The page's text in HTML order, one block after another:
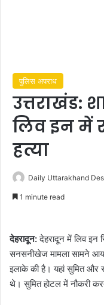
पुलिस अपराध
उत्तराखंड:
लिव इन में
हत्या
Daily Uttarakhand
1 minute read
देहरादून:देहरादून में लिव इन
सनसनीखेज मामला सामने आया
इलाके की है। यहां सुमित और
थे। सुमित होटल में नौकरी